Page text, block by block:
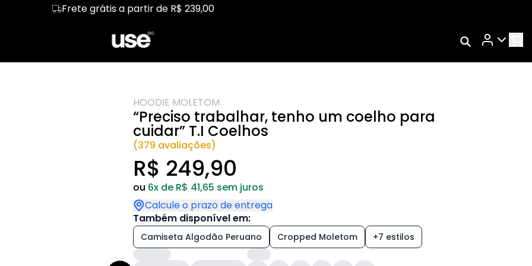
Frete grátis a partir de R$ 239,00
Regata
Cropped
Linux!
Redes
Segurança
Pets e T.I
Gênios T.I
Kit
Rastrear Meu
HOODIE MOLETOM
“Preciso trabalhar, tenho um coelho para
cuidar” T.I Coelhos
(379 avaliações)
R$ 249,90
ou 6x de R$ 41,65 sem juros
Calcule o prazo de entrega
Também disponível em:
Camiseta Algodão Peruano Cropped Moletom +7 estilos